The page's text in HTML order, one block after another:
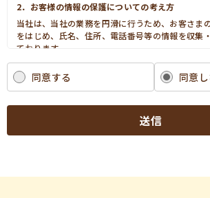
2．お客様の情報の保護についての考え方
当社は、当社の業務を円滑に行うため、お客さま
をはじめ、氏名、住所、電話番号等の情報を収集
ております。
当社は、これらのお客さまの個人情報（以下「お
す。）の適正な保護を重大な責務と認識し、この
次の方針の下でお客さま情報を取り扱います。
(1) お客さま情報に適用される個人情報の保護に
係法令を遵守し、適切に取り扱います。また、適
(3) お客さま情報の収集に際しては、利用目的を特
同意する 同意
送信